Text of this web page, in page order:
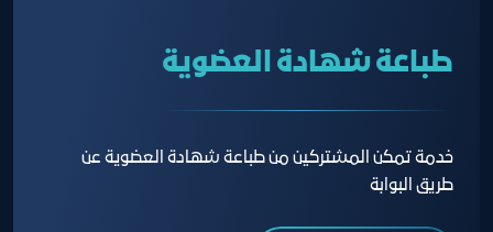
طباعة شهادة العضوية
خدمة تمكن المشتركين من طباعة شهادة العضوية عن
طريق البوابة